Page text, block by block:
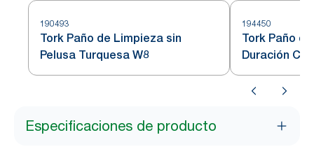
190493
Tork Paño de Limpieza sin
Pelusa Turquesa W8
194450
Tork Paño
Duración
Especificaciones de producto